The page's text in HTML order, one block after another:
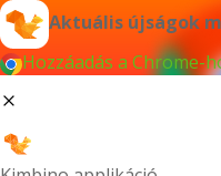
Aktuális újságok
Hozzáadás a Chrome-